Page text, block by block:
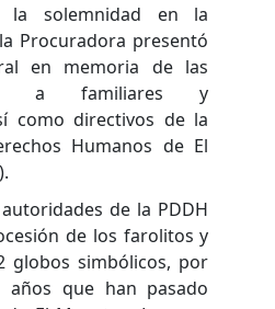
la solemnidad en la
Procuradora presentó
en memoria de las
a familiares y
como directivos de la
Humanos de El
de la PDDH
de los farolitos y
globos simbólicos, por
que han pasado